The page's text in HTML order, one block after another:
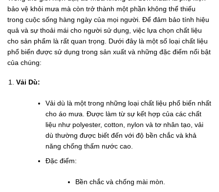
bảo vệ khỏi mưa mà còn trở thành một phần không thể thiếu
trong cuộc sống hàng ngày của mọi người. Để đảm bảo tính hiệu
quả và sự thoải mái cho người sử dụng, việc lựa chọn chất liệu
cho sản phẩm là rất quan trọng. Dưới đây là một số loại chất liệu
phổ biến được sử dụng trong sản xuất và những đặc điểm nổi bật
của chúng:
Vải Dù:
Vải dù là một trong những loại chất liệu phổ biến nhất
cho áo mưa. Được làm từ sự kết hợp của các chất
liệu như polyester, cotton, nylon và tơ nhân tạo, vải
dù thường được biết đến với độ bền chắc và khả
năng chống thấm nước cao.
Đặc điểm:
Bền chắc và chống mài mòn.